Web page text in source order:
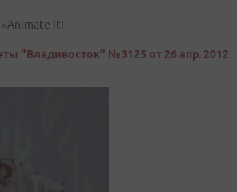
«Animate It!
"Владивосток" №3125 от 26 апр. 2012